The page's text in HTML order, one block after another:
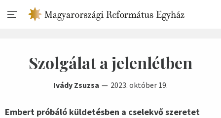
Szolgálat a jelenlétben
Ivády Zsuzsa 2023. október 19.
Embert próbáló küldetésben a cselekvő szeretet